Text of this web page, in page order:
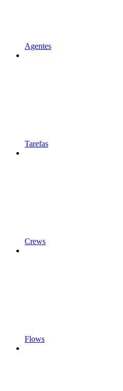
Agentes
Tarefas
Crews
Flows